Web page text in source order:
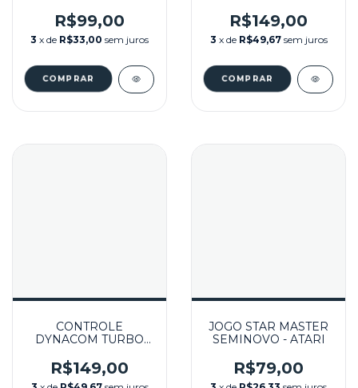
ALLEY, INFILTRATE E
JAW BREAKER NA
CAIXA SEMINOVO-
R$99,00
3 x de R$33,00 sem juros
BERT, COSMUCARK E
MEGAFORCE NA
CAIXA SEMINOVO-
R$149,00
3 x de R$49,67 sem juros
CONTROLE
DYNACOM TURBO
SEMINOVO -
ATARI/MASTER
R$149,00
JOGO STAR MASTER
SEMINOVO - ATARI
R$79,00